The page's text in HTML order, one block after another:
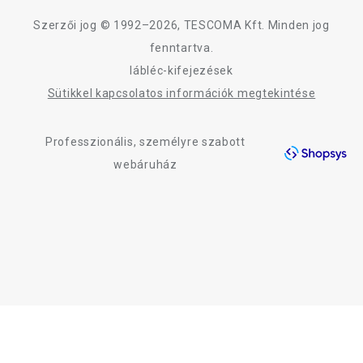
Adatkezelési Tájékoztató
Szerzői jog © 1992–2026, TESCOMA Kft. Minden jog
fenntartva.
lábléc-kifejezések
Sütikkel kapcsolatos információk megtekintése
Professzionális, személyre szabott
webáruház